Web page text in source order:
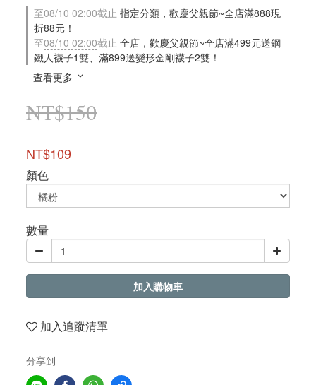
至08/10 02:00截止 指定分類，歡慶父親節~全店滿888現
折88元！
至08/10 02:00截止 全店，歡慶父親節~全店滿499元送鋼
鐵人襪子1雙、滿899送變形金剛襪子2雙！
查看更多
NT$150
NT$109
顏色
數量
加入購物車
加入追蹤清單
分享到